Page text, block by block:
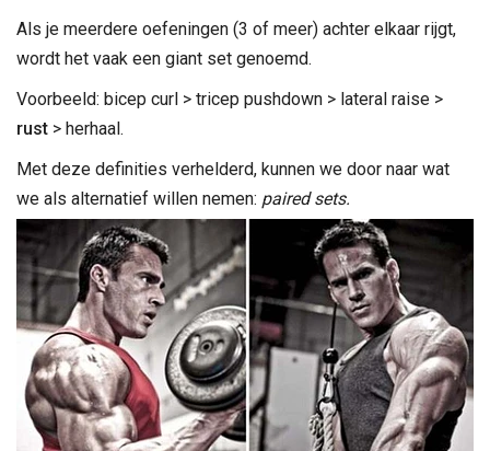
Als je meerdere oefeningen (3 of meer) achter elkaar rijgt,
wordt het vaak een giant set genoemd.
Voorbeeld: bicep curl > tricep pushdown > lateral raise >
rust > herhaal.
Met deze definities verhelderd, kunnen we door naar wat
we als alternatief willen nemen: paired sets.